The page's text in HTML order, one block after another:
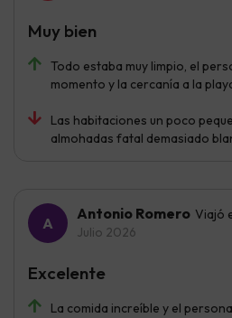
Todo estaba muy limpio, el
momento y la cercanía a la
Las habitaciones un poco
almohadas fatal demasiado
Muy bien
Antonio Romero Viajó
Julio 2026
La comida increíble y el
Excelente